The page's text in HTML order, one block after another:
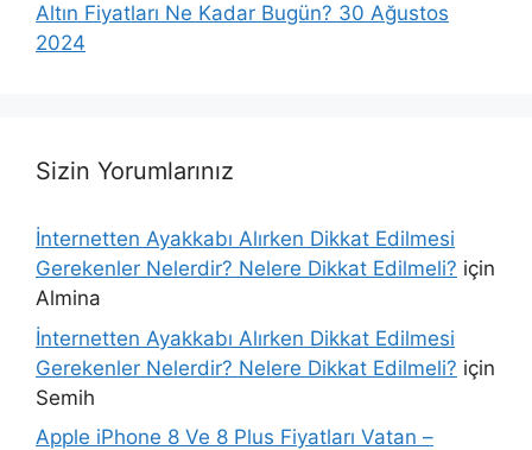
Altın Fiyatları Ne Kadar Bugün? 30 Ağustos
2024
Sizin Yorumlarınız
İnternetten Ayakkabı Alırken Dikkat Edilmesi
Gerekenler Nelerdir? Nelere Dikkat Edilmeli? için
Almina
İnternetten Ayakkabı Alırken Dikkat Edilmesi
Gerekenler Nelerdir? Nelere Dikkat Edilmeli? için
Semih
Apple iPhone 8 Ve 8 Plus Fiyatları Vatan –